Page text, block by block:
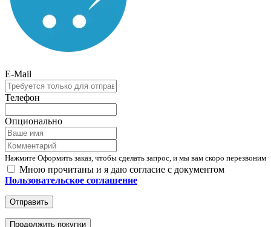
E-Mail
Телефон
Опционально
Нажмите Оформить заказ, чтобы сделать запрос, и мы вам скоро перезвоним
Мною прочитаны и я даю согласие с документом
Пользовательское соглашение
Отправить
Продолжить покупки